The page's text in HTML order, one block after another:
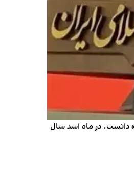
دانست. در ماه اسد سال